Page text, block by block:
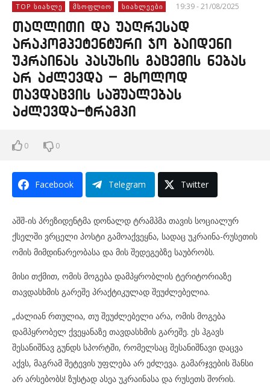
TOP ᲡᲘᲐᲮᲚᲔ ᲛᲡᲝᲤᲚᲘᲝ ᲡᲘᲐᲮᲚᲔᲔᲑᲘ 19:39 - 21/08/2025
თაღლითი და უაღრესად
არაკომპეტენტური ჯო ბაიდენი
უკრაინას პასუხის გაცემის ნებას
არ აძლევდა – მხოლოდ
თავდაცვის საშუალებას
აძლევდა-ტრამპი
0 0
Facebook Telegram Twitter
აშშ-ის პრეზიდენტმა დონალდ ტრამპმა თავის სოციალურ
ქსელში ვრცელი პოსტი გამოაქვეყნა, სადაც უკრაინა-რუსეთის
ომის მიმდინარეობასა და მის შედეგებზე საუბრობს.
მისი თქმით, ომის მოგება დამპყრობლის ტერიტორიაზე
თავდასხმის გარეშე პრაქტიკულად შეუძლებელია.
„ძალიან რთულია, თუ შეუძლებელი არა, ომის მოგება
დამპყრობელ ქვეყანაზე თავდასხმის გარეშე. ეს ჰგავს
შესანიშნავ გუნდს სპორტში, რომელსაც შესანიშნავი დაცვა
აქვს, მაგრამ შეტევის უფლება არ ეძლევა. გამარჯვების შანსი
არ არსებობს! ზუსტად ასეა უკრაინასა და რუსეთს შორის.